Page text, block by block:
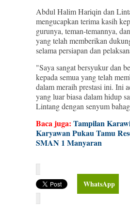
Abdul Halim Hariqin dan
mengucapkan terima kasih
gurunya, teman-temannya,
yang telah memberikan
selama persiapan dan
"Saya sangat bersyukur dan
kepada semua yang telah
dalam meraih prestasi ini. Ini
yang luar biasa dalam hidup
Lintang dengan senyum
Baca juga: Tampilan
Karyawan Pukau Tamu
SMAN 1 Manyaran
WhatsApp